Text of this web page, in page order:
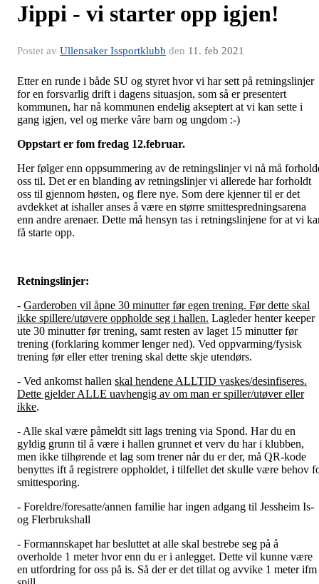
Jippi - vi starter opp igjen!
Postet av Ullensaker Issportklubb den 11. feb 2021
Etter en runde i både SU og styret hvor vi har sett på retningslinjer
for en forsvarlig drift i dagens situasjon, som så er presentert
kommunen, har nå kommunen endelig akseptert at vi kan sette i
gang igjen, vel og merke våre barn og ungdom :-)
Oppstart er fom fredag 12.februar.
Her følger enn oppsummering av de retningslinjer vi nå må
oss til. Det er en blanding av retningslinjer vi allerede har forholdt
oss til gjennom høsten, og flere nye. Som dere kjenner til er det
avdekket at ishaller anses å være en større smittespredningsarena
enn andre arenaer. Dette må hensyn tas i retningslinjene for at vi
få starte opp.
Retningslinjer:
- Garderoben vil åpne 30 minutter før egen trening. Før dette skal
ikke spillere/utøvere oppholde seg i hallen. Lagleder henter keeper
ute 30 minutter før trening, samt resten av laget 15 minutter før
trening (forklaring kommer lenger ned). Ved oppvarming/fysisk
trening før eller etter trening skal dette skje utendørs.
- Ved ankomst hallen skal hendene ALLTID vaskes/desinfiseres.
Dette gjelder ALLE uavhengig av om man er spiller/utøver eller
ikke.
- Alle skal være påmeldt sitt lags trening via Spond. Har du en
gyldig grunn til å være i hallen grunnet et verv du har i klubben,
men ikke tilhørende et lag som trener når du er der, må QR-kode
benyttes ift å registrere oppholdet, i tilfellet det skulle være behov
smittesporing.
- Foreldre/foresatte/annen familie har ingen adgang til Jessheim Is-
og Flerbrukshall
- Formannskapet har besluttet at alle skal bestrebe seg på å
overholde 1 meter hvor enn du er i anlegget. Dette vil kunne være
en utfordring for oss på is. Så der er det tillat og avvike 1 meter ifm